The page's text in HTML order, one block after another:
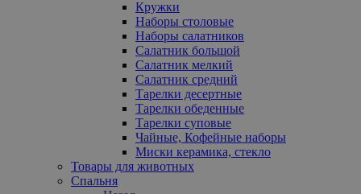
Кружки
Наборы столовые
Наборы салатников
Салатник большой
Салатник мелкий
Салатник средний
Тарелки десертные
Тарелки обеденные
Тарелки суповые
Чайные, Кофейные наборы
Миски керамика, стекло
Товары для животных
Спальня